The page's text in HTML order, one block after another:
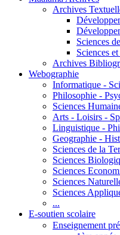
Archives
Sciences
Sciences
Archives
Webographie
Informatique -
Philosophie -
Sciences
Arts - Loisirs -
Linguistique -
Geographie -
Sciences de la
Sciences
Sciences
Sciences
Sciences
...
E-soutien scolaire